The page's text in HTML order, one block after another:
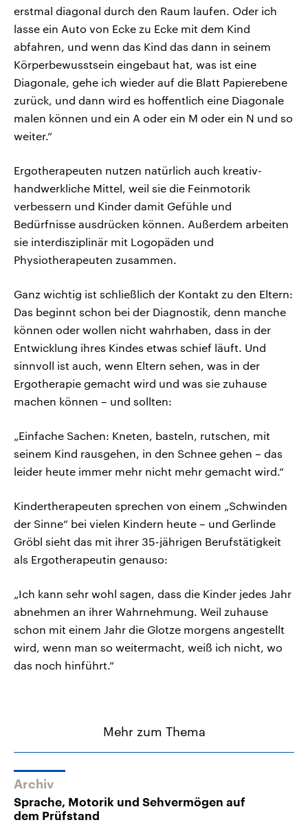
erstmal diagonal durch den Raum laufen. Oder ich
lasse ein Auto von Ecke zu Ecke mit dem Kind
abfahren, und wenn das Kind das dann in seinem
Körperbewusstsein eingebaut hat, was ist eine
Diagonale, gehe ich wieder auf die Blatt Papierebene
zurück, und dann wird es hoffentlich eine Diagonale
malen können und ein A oder ein M oder ein N und so
weiter.“
Ergotherapeuten nutzen natürlich auch kreativ-
handwerkliche Mittel, weil sie die Feinmotorik
verbessern und Kinder damit Gefühle und
Bedürfnisse ausdrücken können. Außerdem arbeiten
sie interdisziplinär mit Logopäden und
Physiotherapeuten zusammen.
Ganz wichtig ist schließlich der Kontakt zu den Eltern:
Das beginnt schon bei der Diagnostik, denn manche
können oder wollen nicht wahrhaben, dass in der
Entwicklung ihres Kindes etwas schief läuft. Und
sinnvoll ist auch, wenn Eltern sehen, was in der
Ergotherapie gemacht wird und was sie zuhause
machen können – und sollten:
„Einfache Sachen: Kneten, basteln, rutschen, mit
seinem Kind rausgehen, in den Schnee gehen – das
leider heute immer mehr nicht mehr gemacht wird.“
Kindertherapeuten sprechen von einem „Schwinden
der Sinne“ bei vielen Kindern heute – und Gerlinde
Gröbl sieht das mit ihrer 35-jährigen Berufstätigkeit
als Ergotherapeutin genauso:
„Ich kann sehr wohl sagen, dass die Kinder jedes Jahr
abnehmen an ihrer Wahrnehmung. Weil zuhause
schon mit einem Jahr die Glotze morgens angestellt
wird, wenn man so weitermacht, weiß ich nicht, wo
das noch hinführt.“
Mehr zum Thema
Archiv
Sprache, Motorik und Sehvermögen auf
dem Prüfstand